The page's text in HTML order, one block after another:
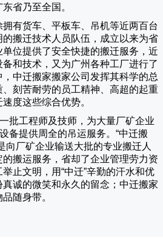
省乃至全国。
拥有货车、平板车、吊机等近两百台
搬迁技术人员队伍，成立以来为省
位提供了安全快捷的搬迁服务，近
和技术，又为广州各种工厂进行了
中迁搬家搬家公司发挥其科学的总
刻苦耐劳的员工精神、高超的起重
度这些综合优势。
批工程师及技师，为大量厂矿企业
备提供周全的吊运服务。“中迁搬
向厂矿企业输送大批的专业搬迁人
搬运服务，省却了企业管理劳力资
止文明，用“中迁”辛勤的汗水和优
诚的微笑和永久的留念； 中迁搬家
随身带。